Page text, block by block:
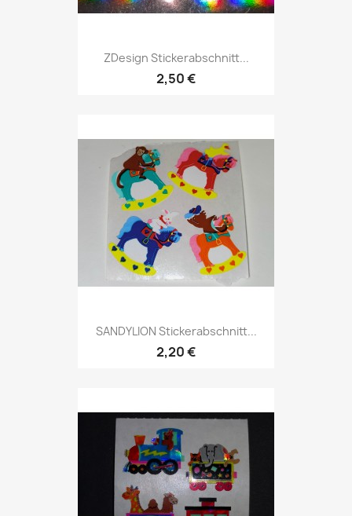
ZDesign Stickerabschnitt...
2,50 €
SANDYLION Stickerabschnitt...
2,20 €